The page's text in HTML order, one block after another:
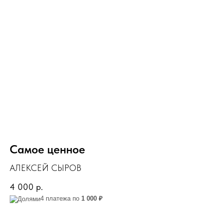
Самое ценное
АЛЕКСЕЙ СЫРОВ
4 000 р.
4 платежа по 1 000 ₽